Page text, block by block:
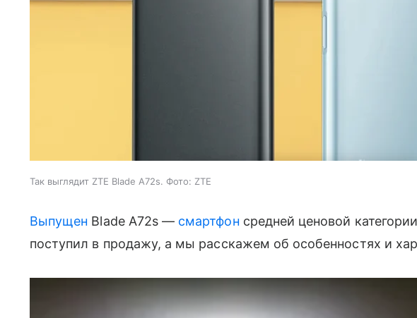
Так выглядит ZTE Blade A72s. Фото: ZTE
Выпущен Blade A72s — смартфон средней ценовой
поступил в продажу, а мы расскажем об особенностях и